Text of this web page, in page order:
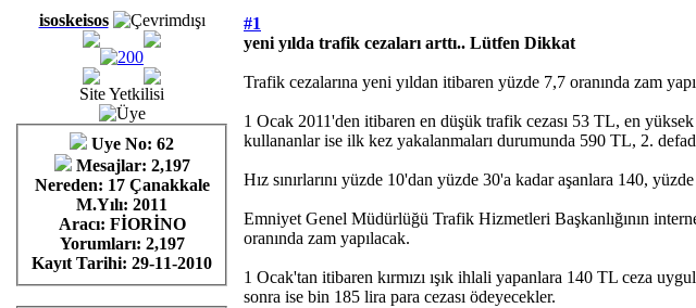
isoskeisos
Site Yetkilisi
Uye No: 62
Mesajlar: 2,197
Nereden: 17 Çanakkale
M.Yılı: 2011
Aracı: FİORİNO
Yorumları: 2,197
Kayıt Tarihi: 29-11-2010
#1
yeni yılda trafik cezaları arttı.. Lütfen Dikkat
Trafik cezalarına yeni yıldan itibaren yüzde 7,7 oranında zam
1 Ocak 2011'den itibaren en düşük trafik cezası 53 TL, en
kullananlar ise ilk kez yakalanmaları durumunda 590 TL, 2.
Hız sınırlarını yüzde 10'dan yüzde 30'a kadar aşanlara 140,
Emniyet Genel Müdürlüğü Trafik Hizmetleri Başkanlığının
oranında zam yapılacak.
1 Ocak'tan itibaren kırmızı ışık ihlali yapanlara 140 TL ceza
sonra ise bin 185 lira para cezası ödeyecekler.